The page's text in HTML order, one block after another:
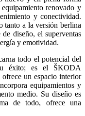
renovado y
y conectividad.
tanto a la versión berlina
diseño, el superventas
y emotividad.
todo el potencial del
éxito; es el ŠKODA
un espacio interior
equipamientos y
medio. Su diseño es
de todo, ofrece una